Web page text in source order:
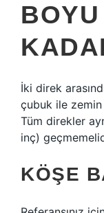
İki direk
çubuk ile zemin
Tüm direkler
inç)
KÖŞE